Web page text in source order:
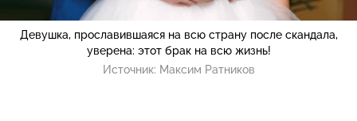
Девушка, прославившаяся на всю страну после скандала,
уверена: этот брак на всю жизнь!
Источник: Максим Ратников